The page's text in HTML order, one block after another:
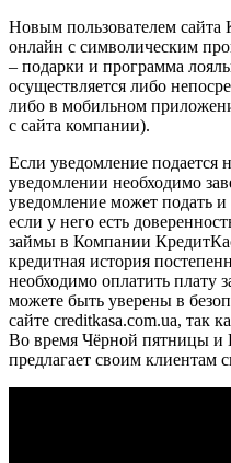
Новым пользователем сайта
онлайн с символическим
– подарки и программа
осуществляется либо
либо в мобильном
с сайта компании).
Если уведомление подается
уведомлении необходимо
уведомление может подать
если у него есть
займы в Компании
кредитная история
необходимо оплатить плату
можете быть уверены в
сайте creditkasa.com.ua, так
Во время Чёрной пятницы и
предлагает своим клиентам